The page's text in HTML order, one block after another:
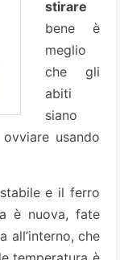
stirare
bene è
meglio
che gli
abiti
siano
usando
e il ferro
è nuova, fate
all’interno, che